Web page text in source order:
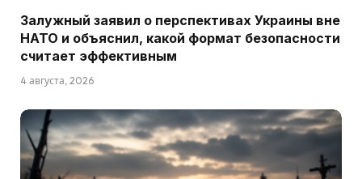
Залужный заявил о перспективах Украины вне
НАТО и объяснил, какой формат безопасности
считает эффективным
4 августа, 2026